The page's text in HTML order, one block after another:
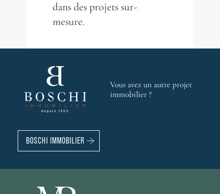
dans des projets sur-
mesure.
Vous avez un autre projet
immobilier ?
BOSCHI IMMOBILIER